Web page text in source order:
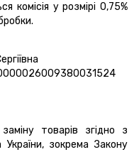
комісія у розмірі 0,75%
товарів згідно з
України, зокремаЗакону